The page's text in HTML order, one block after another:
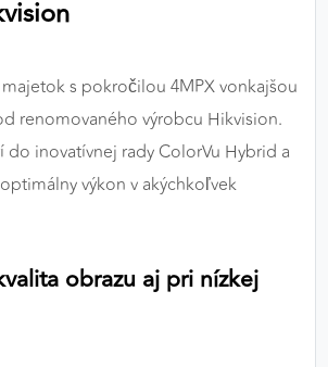
s pokročilou 4MPX vonkajšou
renomovaného výrobcu Hikvision.
do inovatívnej rady ColorVu Hybrid a
výkon v akýchkoľvek
obrazu aj pri nízkej
našich stránok.
Google
COOKIES
nám a našim partnerom
a relevantnú reklamu, a to na